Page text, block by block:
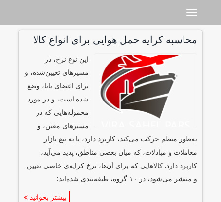
Toggle navigation
محاسبه‌ کرایه‌ حمل هوایی برای انواع کالا
این نوع نرخ، در
مسیرهای تعیین‌شده، و
برای اعضای یاتا، وضع
شده‌ است، و در مورد
محموله‌هایی که در
مسیرهای معین، و
به‌طور منظم حرکت می‌کند، کاربرد دارد، یا به تبع بازار
معاملات و مبادلات، که میان بعضی مناطق، پدید می‌آید،
کاربرد دارد. کالاهایی که برای آن‌ها، نرخ کرایه‌ی خاصی تعیین
و منتشر می‌شود، در ۱۰ گروه، طبقه‌بندی شده‌اند:
بیشتر بخوانید